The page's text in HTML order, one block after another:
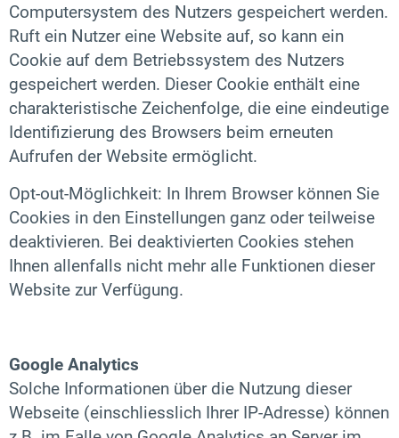
Computersystem des Nutzers gespeichert werden.
Ruft ein Nutzer eine Website auf, so kann ein
Cookie auf dem Betriebssystem des Nutzers
gespeichert werden. Dieser Cookie enthält eine
charakteristische Zeichenfolge, die eine eindeutige
Identifizierung des Browsers beim erneuten
Aufrufen der Website ermöglicht.
Opt-out-Möglichkeit: In Ihrem Browser können Sie
Cookies in den Einstellungen ganz oder teilweise
deaktivieren. Bei deaktivierten Cookies stehen
Ihnen allenfalls nicht mehr alle Funktionen dieser
Website zur Verfügung.
Google Analytics
Solche Informationen über die Nutzung dieser
Webseite (einschliesslich Ihrer IP-Adresse) können